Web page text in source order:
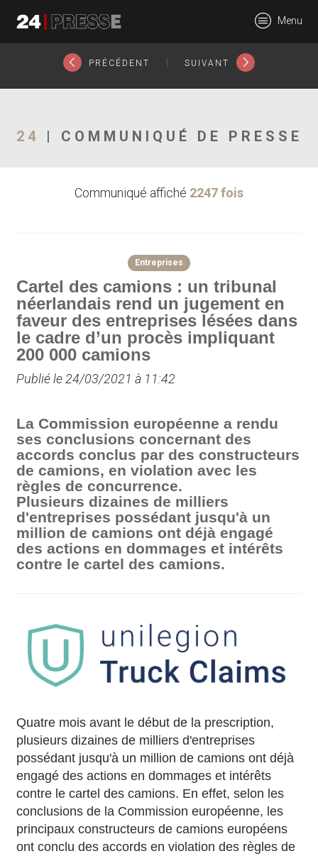
24Presse -
Communiqués de
Menu
PRÉCÉDENT SUIVANT
24 | COMMUNIQUÉ DE PRESSE
Communiqué affiché 2247 fois
Entreprises
Cartel des camions : un tribunal
néerlandais rend un jugement en
faveur des entreprises lésées dans
le cadre d’un procès impliquant
200 000 camions
Publié le 24/03/2021 à 11:42
La Commission européenne a rendu
ses conclusions concernant des
accords conclus par des constructeurs
de camions, en violation avec les
règles de concurrence.
Plusieurs dizaines de milliers
d'entreprises possédant jusqu'à un
million de camions ont déjà engagé
des actions en dommages et intérêts
contre le cartel des camions.
Quatre mois avant le début de la prescription,
plusieurs dizaines de milliers d'entreprises
possédant jusqu'à un million de camions ont déjà
engagé des actions en dommages et intérêts
contre le cartel des camions. En effet, selon les
conclusions de la Commission européenne, les
principaux constructeurs de camions européens
ont conclu des accords en violation des règles de